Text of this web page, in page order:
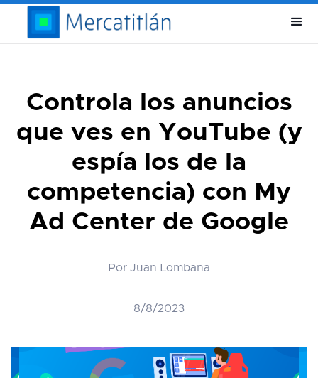
Controla los anuncios
que ves en YouTube (y
espía los de la
competencia) con My
Ad Center de Google
Por Juan Lombana
8/8/2023